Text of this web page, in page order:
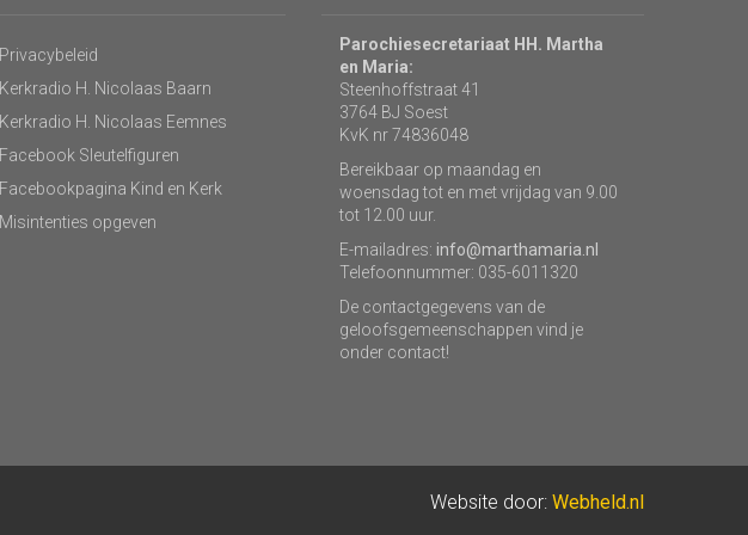
Privacybeleid
Kerkradio H. Nicolaas Baarn
Kerkradio H. Nicolaas Eemnes
Facebook Sleutelfiguren
Facebookpagina Kind en Kerk
Misintenties opgeven
Parochiesecretariaat HH. Martha
en Maria:
Steenhoffstraat 41
3764 BJ Soest
KvK nr 74836048
Bereikbaar op maandag en
woensdag tot en met vrijdag van 9.00
tot 12.00 uur.
E-mailadres: info@marthamaria.nl
Telefoonnummer: 035-6011320
De contactgegevens van de
geloofsgemeenschappen vind je
onder contact!
Website door: Webheld.nl